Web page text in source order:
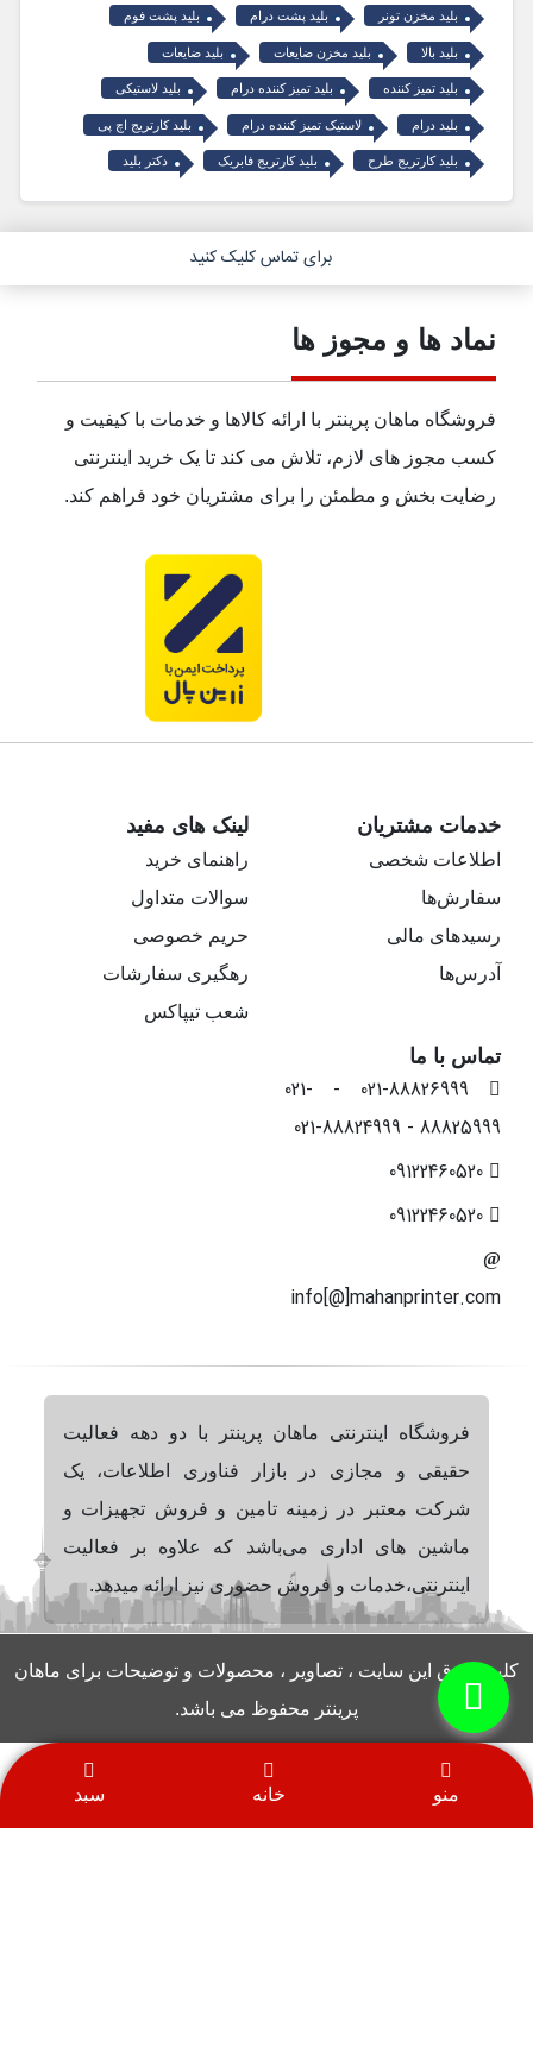
بلید مخزن تونر بلید پشت درام بلید پشت فوم
بلید بالا بلید مخزن ضایعات بلید ضایعات
بلید تمیز کننده بلید تمیز کننده درام بلید لاستیکی
بلید درام لاستیک تمیز کننده درام بلید کارتریج اچ پی
بلید کارتریج طرح بلید کارتریج فابریک دکتر بلید
برای تماس کلیک کنید
نماد ها و مجوز ها
فروشگاه ماهان پرینتر با ارائه کالاها و خدمات با کیفیت و
کسب مجوز های لازم، تلاش می کند تا یک خرید اینترنتی
رضایت بخش و مطمئن را برای مشتریان خود فراهم کند.
خدمات مشتریان
اطلاعات شخصی
سفارش‌ها
رسیدهای مالی
آدرس‌ها
لینک های مفید
راهنمای خرید
سوالات متداول
حریم خصوصی
رهگیری سفارشات
شعب تیپاکس
تماس با ما
021-88826999 - 021-
88825999 - 021-88824999
info[@]mahanprinter.com
فروشگاه اینترنتی ماهان پرینتر با دو دهه فعالیت
حقیقی و مجازی در بازار فناوری اطلاعات، یک
شرکت معتبر در زمینه تامین و فروش تجهیزات و
ماشین های اداری می‌باشد که علاوه بر فعالیت
اینترنتی،خدمات و فروش حضوری نیز ارائه میدهد.
کلیه حقوق این سایت ، تصاویر ، محصولات و توضیحات برای ماهان
پرینتر محفوظ می باشد.
منو خانه سبد